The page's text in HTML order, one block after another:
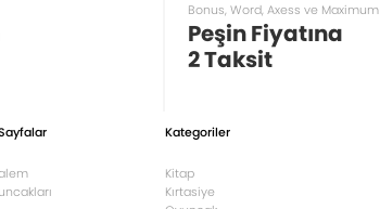
Bonus, Word, Axess ve Maximum
Peşin Fiyatına
2 Taksit
Kategoriler
Kitap
Kırtasiye